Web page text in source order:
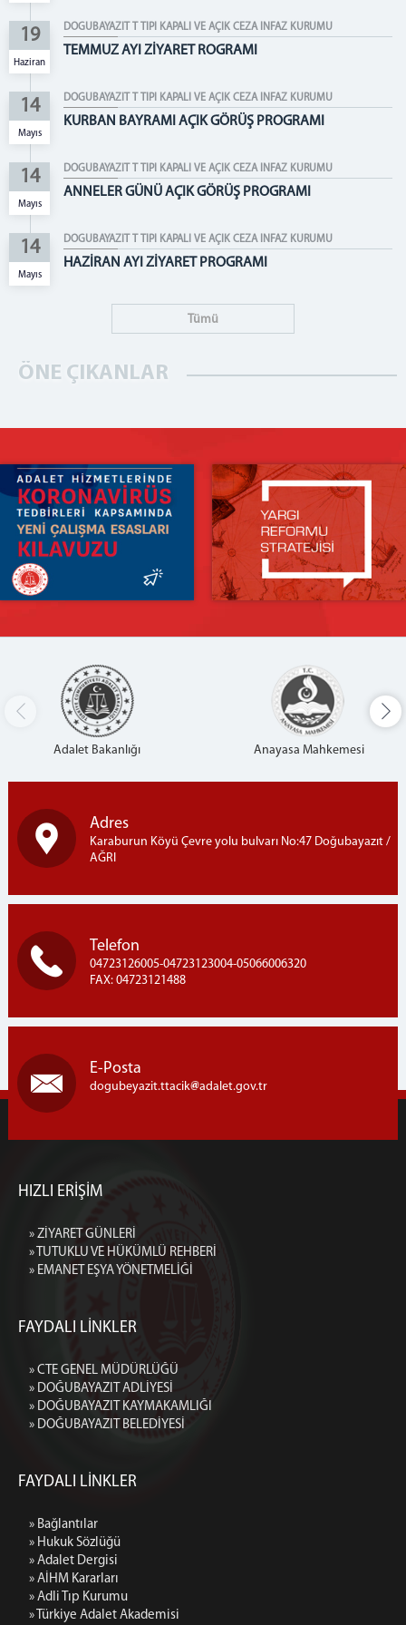
EMANET PARA BİRİMİ
SAĞLIK BİRİMİ
PSİKO-SOSYAL BİRİMİ
İLETİŞİM
19
Haziran
DOĞUBAYAZIT T TİPİ KAPALI VE AÇIK CEZA İNFAZ KURUMU
TEMMUZ AYI ZİYARET ROGRAMI
14
Mayıs
DOĞUBAYAZIT T TİPİ KAPALI VE AÇIK CEZA İNFAZ KURUMU
KURBAN BAYRAMI AÇIK GÖRÜŞ PROGRAMI
14
Mayıs
DOĞUBAYAZIT T TİPİ KAPALI VE AÇIK CEZA İNFAZ KURUMU
ANNELER GÜNÜ AÇIK GÖRÜŞ PROGRAMI
14
Mayıs
DOĞUBAYAZIT T TİPİ KAPALI VE AÇIK CEZA İNFAZ KURUMU
HAZİRAN AYI ZİYARET PROGRAMI
Tümü
ÖNE ÇIKANLAR
Adalet Bakanlığı Anayasa Mahkemesi
Adres
Karaburun Köyü Çevre yolu bulvarı No:47 Doğubayazıt /
AĞRI
Telefon
04723126005-04723123004-05066006320
FAX: 04723121488
E-Posta
dogubeyazit.ttacik adalet.gov.tr
HIZLI ERİŞİM
» ZİYARET GÜNLERİ
» TUTUKLU VE HÜKÜMLÜ REHBERİ
» EMANET EŞYA YÖNETMELİĞİ
FAYDALI LİNKLER
» CTE GENEL MÜDÜRLÜĞÜ
» DOĞUBAYAZIT ADLİYESİ
» DOĞUBAYAZIT KAYMAKAMLIĞI
» DOĞUBAYAZIT BELEDİYESİ
FAYDALI LİNKLER
» Bağlantılar
» Hukuk Sözlüğü
» Adalet Dergisi
» AİHM Kararları
» Adli Tıp Kurumu
» Türkiye Adalet Akademisi